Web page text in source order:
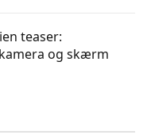
teaser:
og skærm